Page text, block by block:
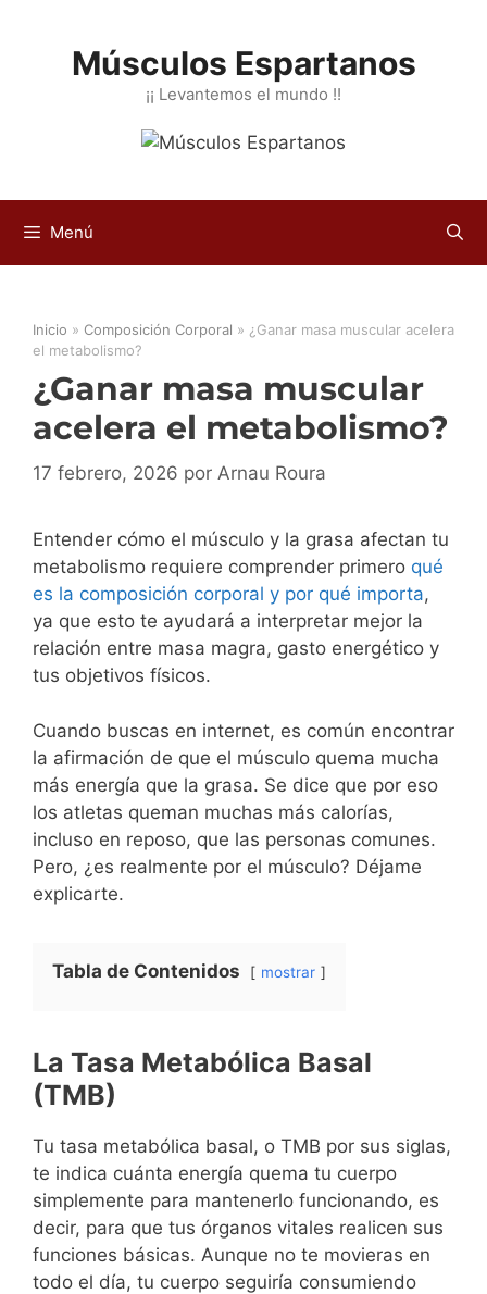
contenidoMúsculos Espartanos
¡¡ Levantemos el mundo !!
Menú
Inicio » Composición Corporal » ¿Ganar masa muscular acelera
el metabolismo?
¿Ganar masa muscular
acelera el metabolismo?
17 febrero, 2026 por Arnau Roura
Entender cómo el músculo y la grasa afectan tu
metabolismo requiere comprender primero qué
es la composición corporal y por qué importa,
ya que esto te ayudará a interpretar mejor la
relación entre masa magra, gasto energético y
tus objetivos físicos.
Cuando buscas en internet, es común encontrar
la afirmación de que el músculo quema mucha
más energía que la grasa. Se dice que por eso
los atletas queman muchas más calorías,
incluso en reposo, que las personas comunes.
Pero, ¿es realmente por el músculo? Déjame
explicarte.
Tabla de Contenidos mostrar
La Tasa Metabólica Basal
(TMB)
Tu tasa metabólica basal, o TMB por sus siglas,
te indica cuánta energía quema tu cuerpo
simplemente para mantenerlo funcionando, es
decir, para que tus órganos vitales realicen sus
funciones básicas. Aunque no te movieras en
todo el día, tu cuerpo seguiría consumiendo